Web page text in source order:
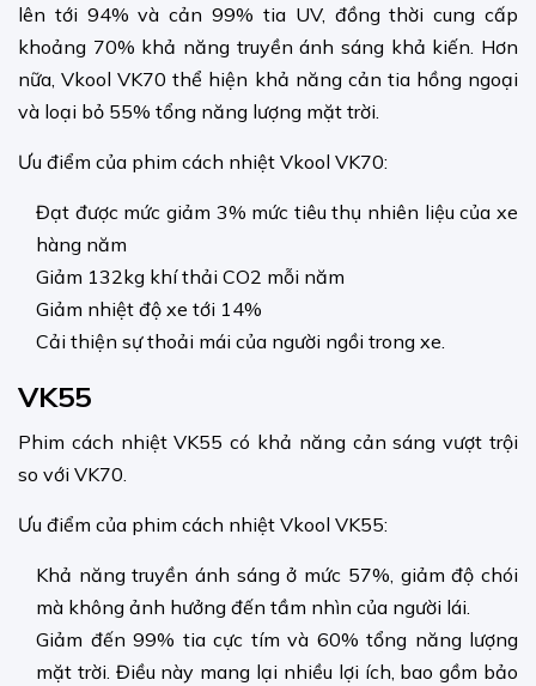
lên tới 94% và cản 99% tia UV, đồng thời cung cấp
khoảng 70% khả năng truyền ánh sáng khả kiến. Hơn
nữa, Vkool VK70 thể hiện khả năng cản tia hồng ngoại
và loại bỏ 55% tổng năng lượng mặt trời.
Ưu điểm của phim cách nhiệt Vkool VK70:
Đạt được mức giảm 3% mức tiêu thụ nhiên liệu của xe
hàng năm
Giảm 132kg khí thải CO2 mỗi năm
Giảm nhiệt độ xe tới 14%
Cải thiện sự thoải mái của người ngồi trong xe.
VK55
Phim cách nhiệt VK55 có khả năng cản sáng vượt trội
so với VK70.
Ưu điểm của phim cách nhiệt Vkool VK55:
Khả năng truyền ánh sáng ở mức 57%, giảm độ chói
mà không ảnh hưởng đến tầm nhìn của người lái.
Giảm đến 99% tia cực tím và 60% tổng năng lượng
mặt trời. Điều này mang lại nhiều lợi ích, bao gồm bảo